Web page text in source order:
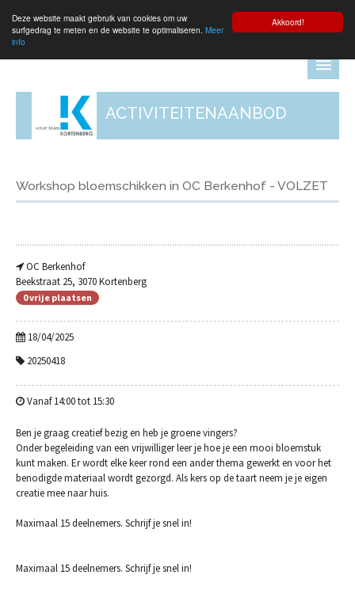
Akkoord!
Deze website maakt gebruik van cookies om uw
surfgedrag te meten en de website te optimaliseren. Meer
info
ACTIVITEITENAANBOD
Workshop bloemschikken in OC Berkenhof - VOLZET
OC Berkenhof
Beekstraat 25, 3070 Kortenberg
0 vrije plaatsen
18/04/2025
20250418
Vanaf 14:00 tot 15:30
Ben je graag creatief bezig en heb je groene vingers?
Onder begeleiding van een vrijwilliger leer je hoe je een mooi bloemstuk
kunt maken. Er wordt elke keer rond een ander thema gewerkt en voor het
benodigde materiaal wordt gezorgd. Als kers op de taart neem je je eigen
creatie mee naar huis.
Maximaal 15 deelnemers. Schrijf je snel in!
Maximaal 15 deelnemers. Schrijf je snel in!